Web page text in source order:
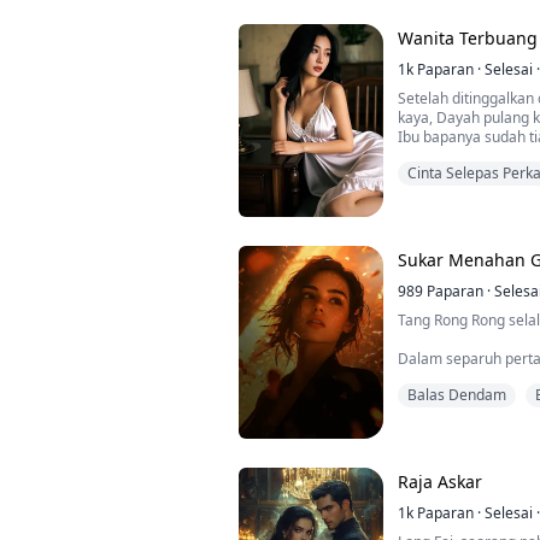
kesusahan.
Demi dia, dia
Wanita
1k Paparan ·Selesai ·
Setelah
kaya, Dayah pulang
Ibu bapanya sudah
hantaran
Cinta Selepas
Sukar Menahan
989 Paparan ·Selesai
Tang Rong Rong
Dalam separuh
suami yang
Kebenaran yang
matanya, dan
Balas Dendam
Raja Askar
1k Paparan ·Selesai ·